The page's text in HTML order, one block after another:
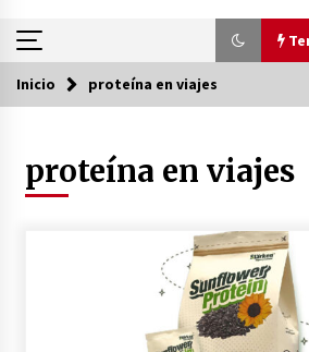
Tendencia ahora
¿Practicar Yogan y ser
lo explicamos acá
TOP 3: Mejores
3 años atrás
Inicio proteína en viajes
proteína en viajes